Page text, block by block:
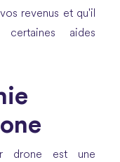
revenus et qu'il
aides
drone est une